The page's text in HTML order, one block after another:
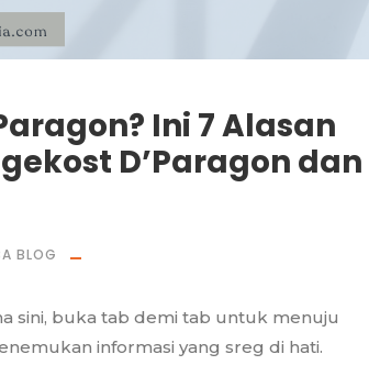
Ini 7 Alasan
D’Paragon dan
BLOG
sini, buka tab demi tab untuk menuju
informasi yang sreg di hati.